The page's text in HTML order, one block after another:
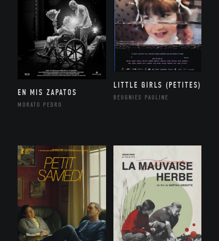
EN MIS ZAPATOS
MORATO PEDRO
LITTLE GIRLS (PETITES)
BEUGNIES PAULINE